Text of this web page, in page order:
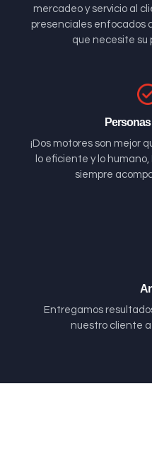
mercadeo y servicio al
presenciales enfocados
que necesite su
¡Dos motores son mejor
lo eficiente y lo
siempre
Entregamos
nuestro cliente a